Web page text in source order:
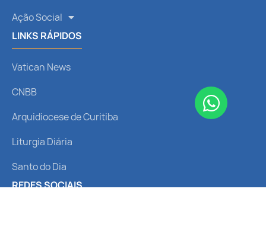
Ação Social
LINKS RÁPIDOS
Vatican News
CNBB
Arquidiocese de Curitiba
Liturgia Diária
Santo do Dia
REDES SOCIAIS